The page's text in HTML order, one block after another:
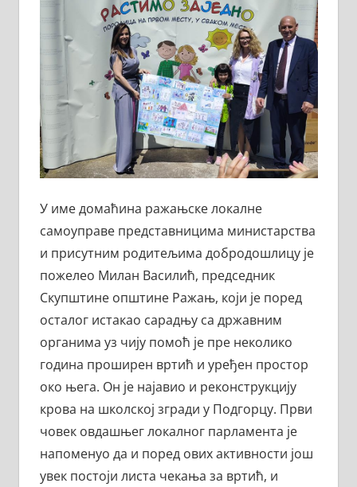
У име домаћина ражањске локалне
самоуправе представницима министарства
и присутним родитељима добродошлицу је
пожелео Милан Василић, председник
Скупштине општине Ражањ, који је поред
осталог истакао сарадњу са државним
органима уз чију помоћ је пре неколико
година проширен вртић и уређен простор
око њега. Он је најавио и реконструкцију
крова на школској згради у Подгорцу. Први
човек овдашњег локалног парламента је
напоменуо да и поред ових активности још
увек постоји листа чекања за вртић, и